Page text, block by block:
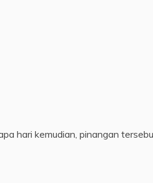
hari kemudian, pinangan